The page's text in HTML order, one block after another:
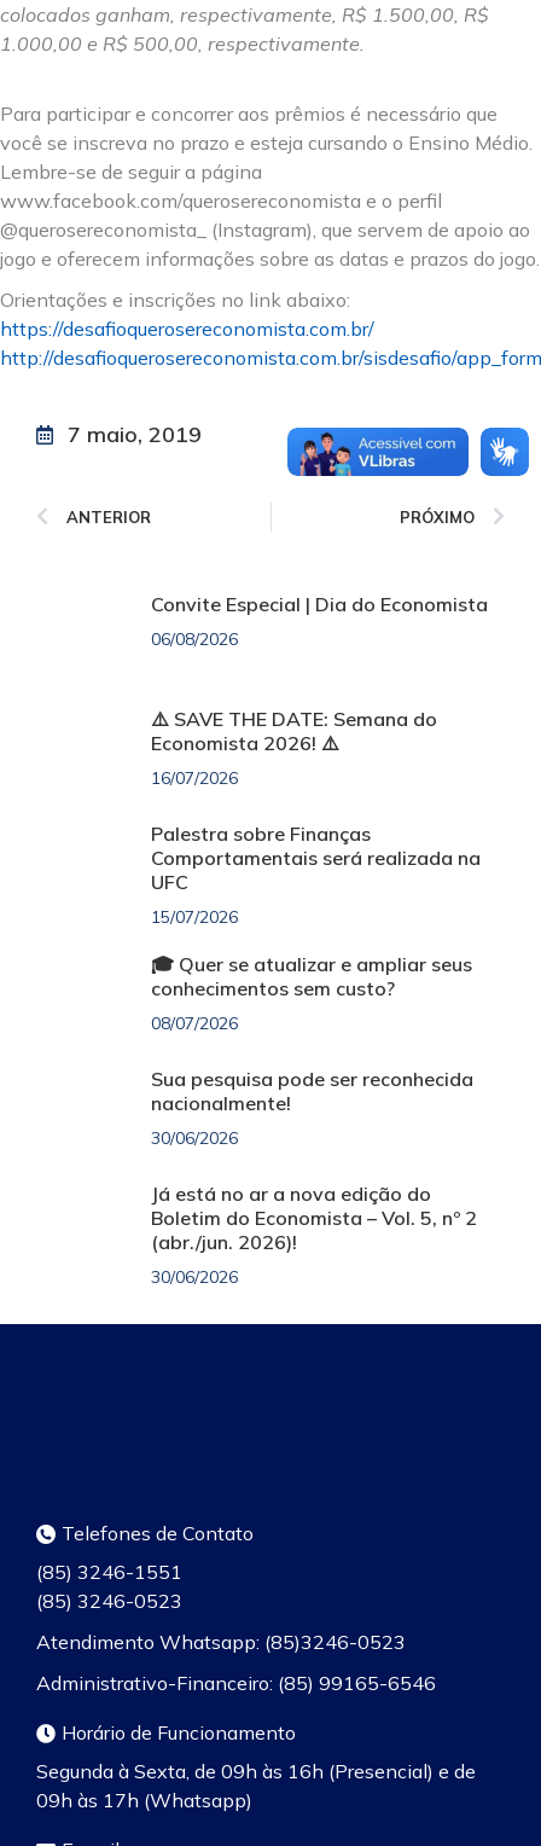
colocados ganham, respectivamente, R$ 1.500,00, R$
1.000,00 e R$ 500,00, respectivamente.
Para participar e concorrer aos prêmios é necessário que
você se inscreva no prazo e esteja cursando o Ensino Médio.
Lembre-se de seguir a página
www.facebook.com/querosereconomista e o perfil
@querosereconomista_ (Instagram), que servem de apoio ao
jogo e oferecem informações sobre as datas e prazos do jogo.
Orientações e inscrições no link abaixo:
https://desafioquerosereconomista.com.br/
http://desafioquerosereconomista.com.br/sisdesafio/
7 maio, 2019
ANTERIOR PRÓXIMO
Convite Especial | Dia do Economista
06/08/2026
⚠️ SAVE THE DATE: Semana do
Economista 2026! ⚠️
16/07/2026
Palestra sobre Finanças
Comportamentais será realizada na
UFC
15/07/2026
🎓 Quer se atualizar e ampliar seus
conhecimentos sem custo?
08/07/2026
Sua pesquisa pode ser reconhecida
nacionalmente!
30/06/2026
Já está no ar a nova edição do
Boletim do Economista – Vol. 5, nº 2
(abr./jun. 2026)!
30/06/2026
Telefones de Contato
(85) 3246-1551
(85) 3246-0523
Atendimento Whatsapp: (85)3246-0523
Administrativo-Financeiro: (85) 99165-6546
Horário de Funcionamento
Segunda à Sexta, de 09h às 16h (Presencial) e de
09h às 17h (Whatsapp)